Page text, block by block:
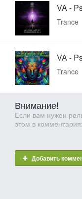
VA -
Trance
VA -
Trance
Внимание!
Если вам нужен
этом в
Добавить